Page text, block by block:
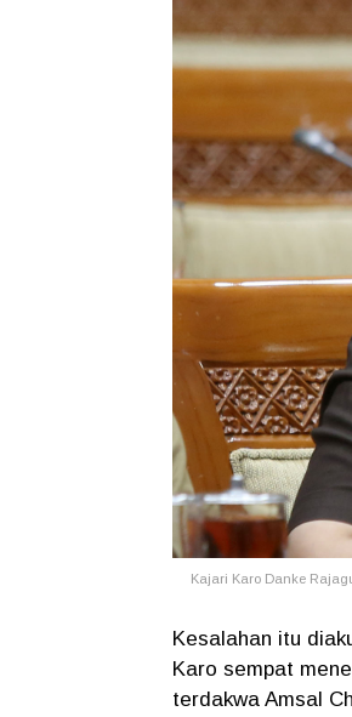
Kajari Karo Danke
Kesalahan itu
Karo sempat
terdakwa Amsal